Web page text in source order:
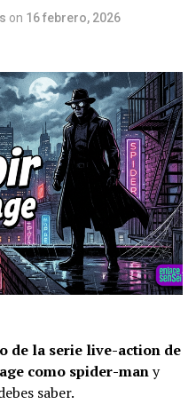
on 16 febrero, 2026
de la serie live-action de
como spider-many
saber.